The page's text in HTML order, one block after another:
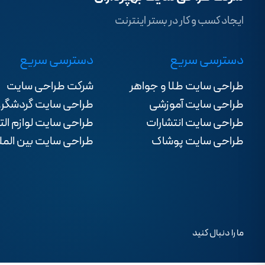
ایجاد کسب و کار در بستر اینترنت
دسترسی سریع
طراحی سایت طلا و جواهر
طراحی سایت آموزشی
طراحی سایت انتشارات
طراحی سایت پوشاک
دسترسی سریع
شرکت طراحی سایت
طراحی سایت
طراحی سایت لوازم
طراحی سایت بین
ما را دنبال کنید